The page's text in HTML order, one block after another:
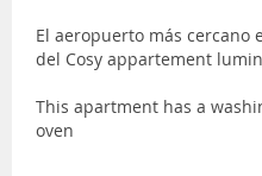
El aeropuerto más cercano
del Cosy appartement
This apartment has a
oven